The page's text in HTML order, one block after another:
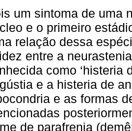
um sintoma de uma
e o primeiro
relação dessa
entre a
como ‘histeria
e a histeria de
e as formas
de parafrenia